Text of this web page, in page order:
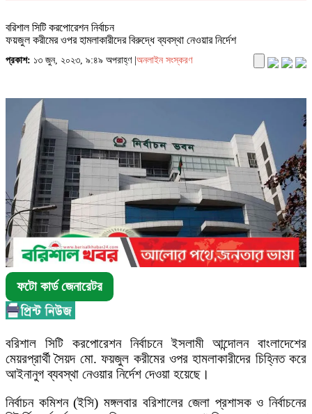
বরিশাল সিটি করপোরেশন নির্বাচন
ফয়জুল করীমের ওপর হামলাকারীদের বিরুদ্ধে ব্যবস্থা নেওয়ার নির্দেশ
প্রকাশ: ১৩ জুন, ২০২৩, ৯:৪৯ অপরাহ্ণ | অনলাইন সংস্করণ
ফটো কার্ড জেনারেটর
বরিশাল সিটি করপোরেশন নির্বাচনে ইসলামী আন্দোলন বাংলাদেশের
মেয়রপ্রার্থী সৈয়দ মো. ফয়জুল করীমের ওপর হামলাকারীদের চিহ্নিত করে
আইনানুগ ব্যবস্থা নেওয়ার নির্দেশ দেওয়া হয়েছে।
নির্বাচন কমিশন (ইসি) মঙ্গলবার বরিশালের জেলা প্রশাসক ও নির্বাচনের